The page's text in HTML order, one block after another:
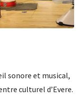
sonore et musical,
culturel d’Evere.